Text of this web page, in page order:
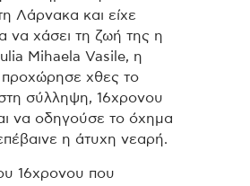
Λάρνακα και είχε
να χάσει τη ζωή της η
Mihaela Vasile, η
προχώρησε χθες το
σύλληψη, 16χρονου
να οδηγούσε το όχημα
η άτυχη νεαρή.
16χρονου που